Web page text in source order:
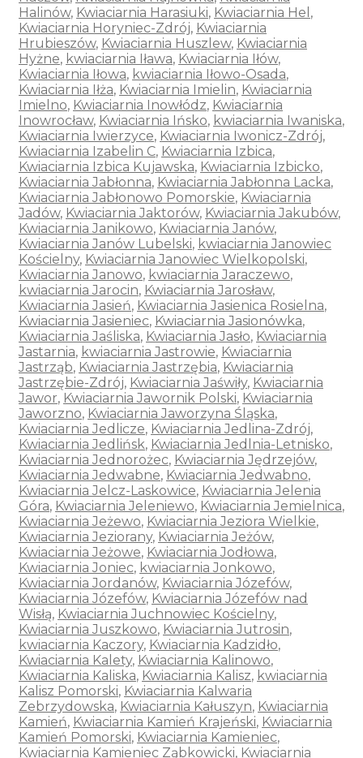
Halinów, Kwiaciarnia Harasiuki, Kwiaciarnia Hel ,
Kwiaciarnia Horyniec-Zdrój, Kwiaciarnia
Hrubieszów, Kwiaciarnia Huszlew, Kwiaciarnia
Hyżne, kwiaciarnia Iława, Kwiaciarnia Iłów,
Kwiaciarnia Iłowa, kwiaciarnia Iłowo-Osada,
Kwiaciarnia Iłża, Kwiaciarnia Imielin, Kwiaciarnia
Imielno, Kwiaciarnia Inowłódz, Kwiaciarnia
Inowrocław, Kwiaciarnia Ińsko, kwiaciarnia Iwaniska,
Kwiaciarnia Iwierzyce, Kwiaciarnia Iwonicz-Zdrój,
Kwiaciarnia Izabelin C, Kwiaciarnia Izbica,
Kwiaciarnia Izbica Kujawska, Kwiaciarnia Izbicko,
Kwiaciarnia Jabłonna, Kwiaciarnia Jabłonna Lacka,
Kwiaciarnia Jabłonowo Pomorskie, Kwiaciarnia
Jadów, Kwiaciarnia Jaktorów, Kwiaciarnia Jakubów,
Kwiaciarnia Janikowo, Kwiaciarnia Janów,
Kwiaciarnia Janów Lubelski, kwiaciarnia Janowiec
Kościelny, Kwiaciarnia Janowiec Wielkopolski,
Kwiaciarnia Janowo, kwiaciarnia Jaraczewo,
kwiaciarnia Jarocin, Kwiaciarnia Jarosław,
Kwiaciarnia Jasień, Kwiaciarnia Jasienica Rosielna,
Kwiaciarnia Jasieniec, Kwiaciarnia Jasionówka,
Kwiaciarnia Jaśliska, Kwiaciarnia Jasło, Kwiaciarnia
Jastarnia, kwiaciarnia Jastrowie, Kwiaciarnia
Jastrząb, Kwiaciarnia Jastrzębia, Kwiaciarnia
Jastrzębie-Zdrój, Kwiaciarnia Jaświły, Kwiaciarnia
Jawor, Kwiaciarnia Jawornik Polski, Kwiaciarnia
Jaworzno, Kwiaciarnia Jaworzyna Śląska,
Kwiaciarnia Jedlicze, Kwiaciarnia Jedlina-Zdrój,
Kwiaciarnia Jedlińsk, Kwiaciarnia Jedlnia-Letnisko,
Kwiaciarnia Jednorożec, Kwiaciarnia Jędrzejów,
Kwiaciarnia Jedwabne, Kwiaciarnia Jedwabno,
Kwiaciarnia Jelcz-Laskowice, Kwiaciarnia Jelenia
Góra, Kwiaciarnia Jeleniewo, Kwiaciarnia Jemielnica,
Kwiaciarnia Jeżewo, Kwiaciarnia Jeziora Wielkie,
Kwiaciarnia Jeziorany, Kwiaciarnia Jeżów,
Kwiaciarnia Jeżowe, Kwiaciarnia Jodłowa,
Kwiaciarnia Joniec, kwiaciarnia Jonkowo,
Kwiaciarnia Jordanów, Kwiaciarnia Józefów,
Kwiaciarnia Józefów, Kwiaciarnia Józefów nad
Wisłą, Kwiaciarnia Juchnowiec Kościelny,
Kwiaciarnia Juszkowo, Kwiaciarnia Jutrosin,
kwiaciarnia Kaczory, Kwiaciarnia Kadzidło,
Kwiaciarnia Kalety, Kwiaciarnia Kalinowo,
Kwiaciarnia Kaliska, Kwiaciarnia Kalisz, kwiaciarnia
Kalisz Pomorski, Kwiaciarnia Kalwaria
Zebrzydowska, Kwiaciarnia Kałuszyn, Kwiaciarnia
Kamień, Kwiaciarnia Kamień Krajeński, Kwiaciarnia
Kamień Pomorski, Kwiaciarnia Kamieniec,
Kwiaciarnia Kamieniec Ząbkowicki, Kwiaciarnia